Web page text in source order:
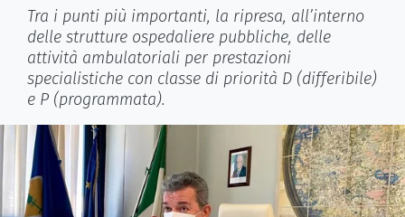
Tra i punti più importanti, la ripresa, all’interno
delle strutture ospedaliere pubbliche, delle
attività ambulatoriali per prestazioni
specialistiche con classe di priorità D (differibile)
e P (programmata).